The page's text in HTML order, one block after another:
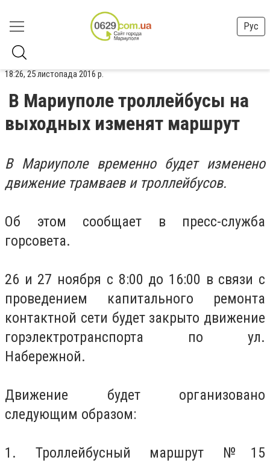
Рус
18:26, 25 листопада 2016 р.
В Мариуполе троллейбусы на
выходных изменят маршрут
В Мариуполе временно будет изменено
движение трамваев и троллейбусов.
Об этом сообщает в пресс-служба
горсовета.
26 и 27 ноября с 8:00 до 16:00 в связи с
проведением капитального ремонта
контактной сети будет закрыто движение
горэлектротранспорта по ул.
Набережной.
Движение будет организовано
следующим образом:
1. Троллейбусный маршрут №15